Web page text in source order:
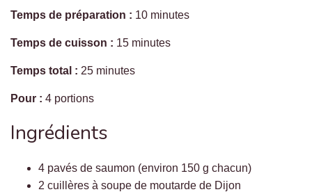
Temps de préparation : 10 minutes
Temps de cuisson : 15 minutes
Temps total : 25 minutes
Pour : 4 portions
Ingrédients
4 pavés de saumon (environ 150 g chacun)
2 cuillères à soupe de moutarde de Dijon